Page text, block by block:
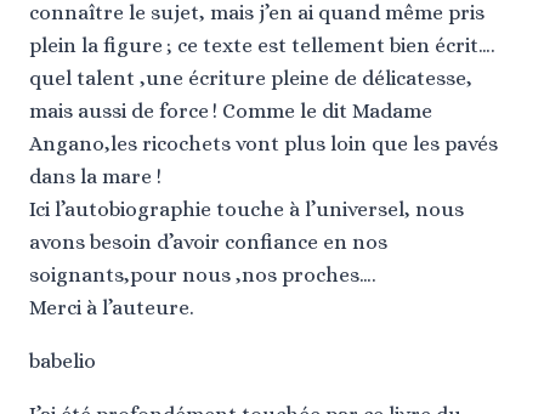
connaître le sujet, mais j’en ai quand même pris
plein la figure ; ce texte est tellement bien écrit….
quel talent ,une écriture pleine de délicatesse,
mais aussi de force ! Comme le dit Madame
Angano,les ricochets vont plus loin que les pavés
dans la mare !
Ici l’autobiographie touche à l’universel, nous
avons besoin d’avoir confiance en nos
soignants,pour nous ,nos proches….
Merci à l’auteure.
babelio